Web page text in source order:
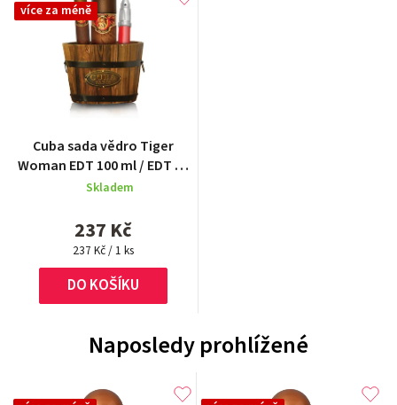
více za méně
Cuba sada vědro Tiger
Woman EDT 100 ml / EDT 35
ml / EDT 15ml
Skladem
237 Kč
Měrná
cena:
237 Kč / 1 ks
DO KOŠÍKU
Naposledy prohlížené